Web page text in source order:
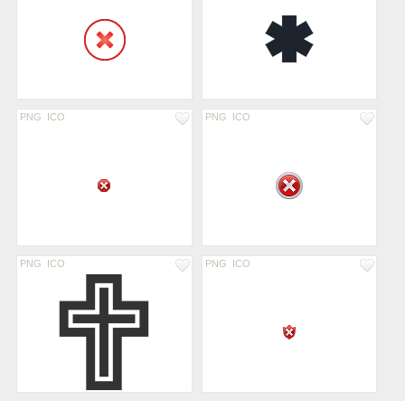
PNG ICO PNG ICO
PNG ICO PNG ICO